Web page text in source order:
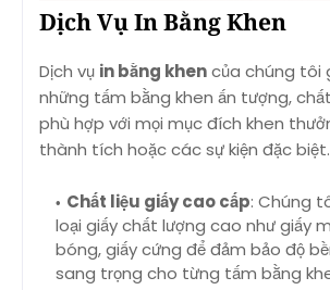
Dịch Vụ In Bằng Khen
Dịch vụ in bằng khencủa chúng tôi
những tấm bằng khen ấn tượng,
phù hợp với mọi mục đích khen
thành tích hoặc các sự kiện đặc biệt.
Chất liệu giấy cao cấp: Chúng
loại giấy chất lượng cao như giấy
bóng, giấy cứng để đảm bảo độ
sang trọng cho từng tấm bằng